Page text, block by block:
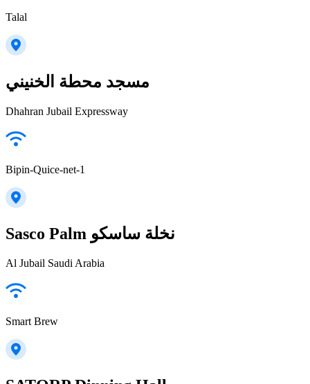
Talal
مسجد محطة الخنيني
Dhahran Jubail Expressway
Bipin-Quice-net-1
Sasco Palm نخلة ساسكو
Al Jubail Saudi Arabia
Smart Brew